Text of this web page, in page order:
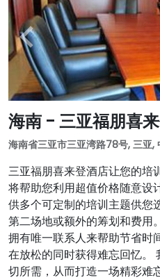
海南 - 三亚福朋喜
海南省三亚市三亚湾路78号, 三亚
三亚福朋喜来登酒店让您的培
将帮助您利用超值价格随意设
供多个可定制的培训主题供您
第二场地或额外的筹划和费用
拥有唯一联系人来帮助节省
在放松的同时获得难忘回忆。
切所需，从而打造一场精彩难